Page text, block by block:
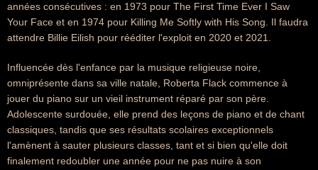
années consécutives : en 1973 pour The First Time Ever I Saw
Your Face et en 1974 pour Killing Me Softly with His Song. Il faudra
attendre Billie Eilish pour rééditer l'exploit en 2020 et 2021.
Influencée dès l'enfance par la musique religieuse noire,
omniprésente dans sa ville natale, Roberta Flack commence à
jouer du piano sur un vieil instrument réparé par son père.
Adolescente surdouée, elle prend des leçons de piano et de chant
classiques, tandis que ses résultats scolaires exceptionnels
l'amènent à sauter plusieurs classes, tant et si bien qu'elle doit
finalement redoubler une année pour ne pas nuire à son